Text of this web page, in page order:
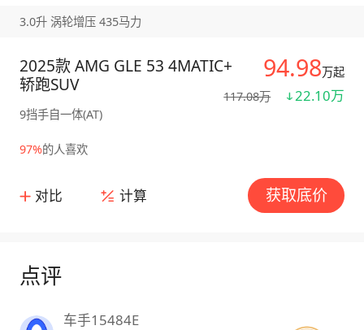
3.0升 涡轮增压 435马力
94.98万起
117.08万
22.10万
2025款 AMG GLE 53 4MATIC+
轿跑SUV
9挡手自一体(AT)
97%的人喜欢
对比 计算 获取底价
点评
车手15484E